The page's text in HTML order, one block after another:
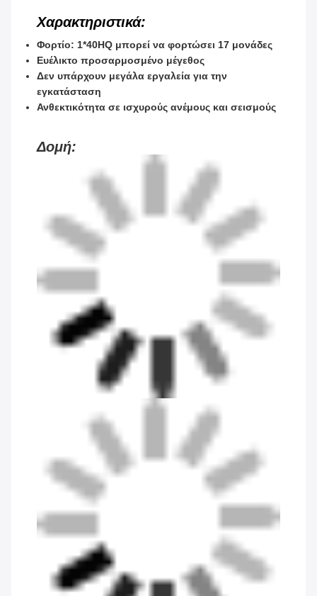
Χαρακτηριστικά:
Φορτίο: 1*40HQ μπορεί να φορτώσει 17 μονάδες
Ευέλικτο προσαρμοσμένο μέγεθος
Δεν υπάρχουν μεγάλα εργαλεία για την
εγκατάσταση
Ανθεκτικότητα σε ισχυρούς ανέμους και σεισμούς
Δομή: